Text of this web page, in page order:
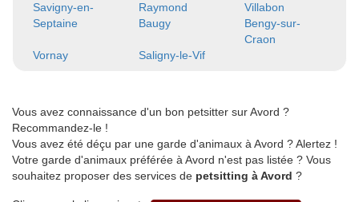
Savigny-en-
Septaine
Raymond
Villabon
Baugy
Bengy-sur-
Craon
Vornay
Saligny-le-Vif
Vous avez connaissance d'un bon petsitter sur Avord ?
Recommandez-le !
Vous avez été déçu par une garde d'animaux à Avord ? Alertez !
Votre garde d'animaux préférée à Avord n'est pas listée ? Vous
souhaitez proposer des services de petsitting à Avord ?